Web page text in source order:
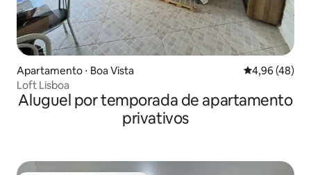
Apartamento ⋅ Boa Vista 4,96 de uma
4,96 (48)
Loft Lisboa
Aluguel por temporada de apartamento
privativos